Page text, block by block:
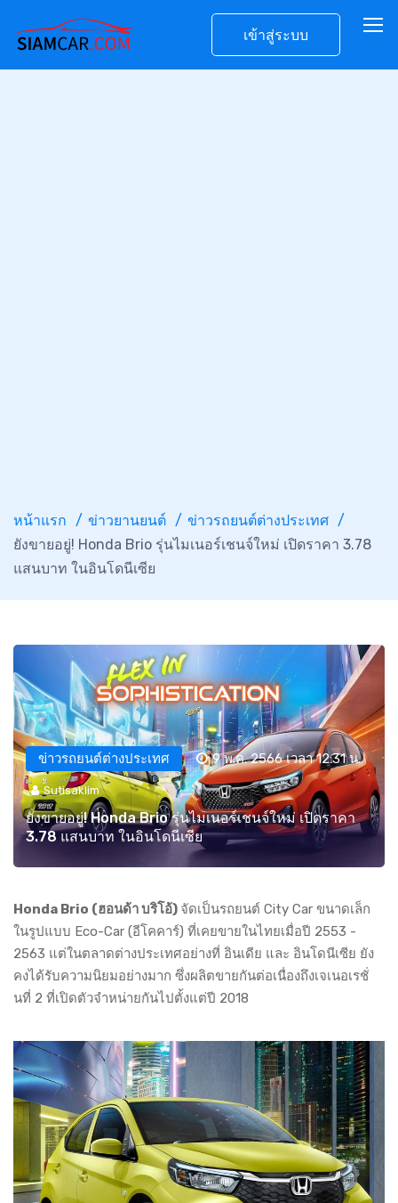
เข้าสู่ระบบ
หน้าแรก ข่าวยานยนต์
ข่าวรถยนต์ต่างประเทศ
ยังขายอยู่! Honda Brio รุ่นไมเนอร์เชนจ์ใหม่ เปิดราคา 3.78
แสนบาท ในอินโดนีเซีย
ข่าวรถยนต์ต่างประเทศ 9 พ.ค. 2566 เวลา 12:31 น.
Sutisaklim
ยังขายอยู่! Honda Brio รุ่นไมเนอร์เชนจ์ใหม่ เปิดราคา
3.78 แสนบาท ในอินโดนีเซีย
Honda Brio (ฮอนด้า บริโอ้) จัดเป็นรถยนต์ City Car ขนาดเล็ก
ในรูปแบบ Eco-Car (อีโคคาร์) ที่เคยขายในไทยเมื่อปี 2553 -
2563 แต่ในตลาดต่างประเทศอย่างที่ อินเดีย และ อินโดนีเซีย ยัง
คงได้รับความนิยมอย่างมาก ซึ่งผลิตขายกันต่อเนื่องถึงเจเนอเรชั่
นที่ 2 ที่เปิดตัวจำหน่ายกันไปตั้งแต่ปี 2018